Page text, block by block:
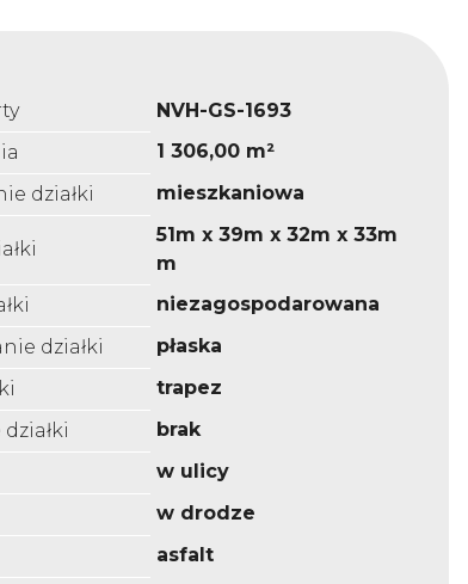
NVH-GS-1693
1 306,00 m²
działki
mieszkaniowa
51m x 39m x 32m x 33m
m
niezagospodarowana
działki
płaska
trapez
brak
w ulicy
w drodze
asfalt